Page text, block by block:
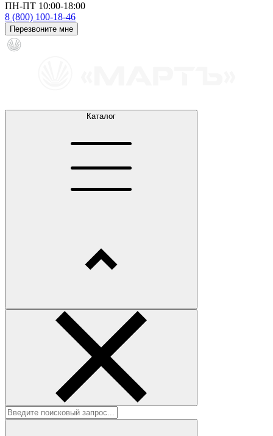
ПН-ПТ 10:00-18:00
8 (800) 100-18-46
Перезвоните мне
Каталог